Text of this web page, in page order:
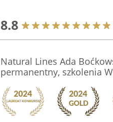
8.8
Natural Lines Ada
permanentny, szkolenia